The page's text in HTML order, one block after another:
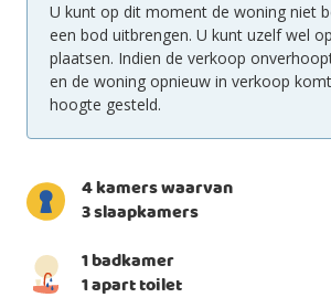
U kunt op dit moment de woning niet
een bod uitbrengen. U kunt uzelf wel
plaatsen. Indien de verkoop
en de woning opnieuw in verkoop
hoogte gesteld.
4 kamers waarvan
3 slaapkamers
1 badkamer
1 apart toilet